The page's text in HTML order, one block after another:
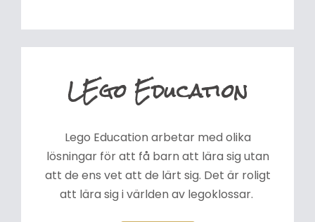
LEgo Education
Lego Education arbetar med olika
lösningar för att få barn att lära sig utan
att de ens vet att de lärt sig. Det är roligt
att lära sig i världen av legoklossar.